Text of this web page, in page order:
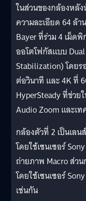
ในส่วนของกล้องหลัง
ความละเอียด 64 ล้า
Bayer ที่ร่วม 4 เม็ด
ออโตโฟกัสแบบ
Stabilization) โดยร
ต่อวินาที และ 4K ที่
HyperSteady ที่ข่ว
Audio Zoom และเ
กล้องตัวที่ 2 เป็นเล
โดยใช้เซนเซอร์
ถ่ายภาพ Macro ส่ว
โดยใช้เซนเซอร์
เช่นกัน